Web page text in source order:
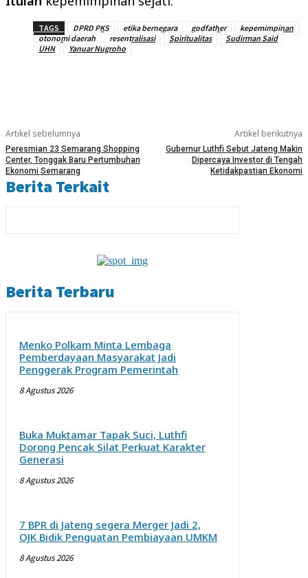
TAGS DPRD PKS etika bernegara godfather
kepemimpinan
otonomi daerah
resentralisasi Spiritualitas
Sudirman Said
UHN
Yanuar Nugroho
Artikel sebelumnya
Peresmian 23 Semarang Shopping
Center, Tonggak Baru Pertumbuhan
Ekonomi Semarang
Artikel berikutnya
Gubernur Luthfi Sebut Jateng Makin
Dipercaya Investor di Tengah
Ketidakpastian Ekonomi
Berita Terkait
Berita Terbaru
Menko Polkam Minta Lembaga
Pemberdayaan Masyarakat Jadi
Penggerak Program Pemerintah
8 Agustus 2026
Buka Muktamar Tapak Suci, Luthfi
Dorong Pencak Silat Perkuat Karakter
Generasi
8 Agustus 2026
7 BPR di Jateng segera Merger Jadi 2,
OJK Bidik Penguatan Pembiayaan UMKM
8 Agustus 2026